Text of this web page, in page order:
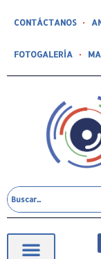
CONTÁCTANOS
FOTOGALERÍA